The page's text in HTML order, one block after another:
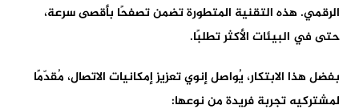
الرقمي. هذه التقنية المتطورة تضمنتصفحًا بأقصى سرعة،
حتى في البيئات الأكثر تطلبًا.
بفضل هذا الابتكار، يُواصلإنويتعزيز إمكانيات الاتصال، مُقدّمًا
لمشتركيه تجربة فريدة من نوعها: